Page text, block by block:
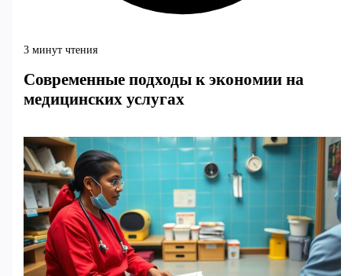
3 минут чтения
Современные подходы к экономии на
медицинских услугах